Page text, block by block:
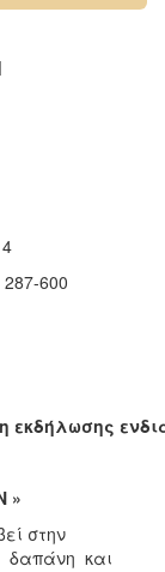
4
600
εκδήλωσης
»
στην
δαπάνη και